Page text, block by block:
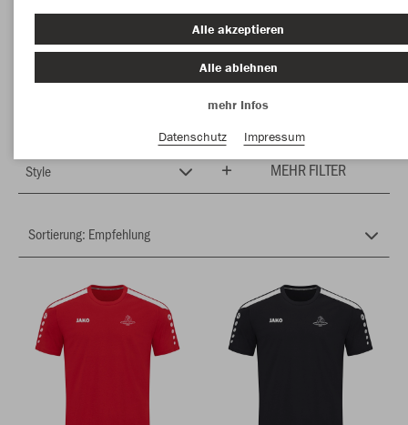
Herzlich Willkommen im Teamshop
Ringerstaffel Sense
Style MEHR FILTER
Alle akzeptieren
Alle ablehnen
mehr Infos
Datenschutz
Impressum